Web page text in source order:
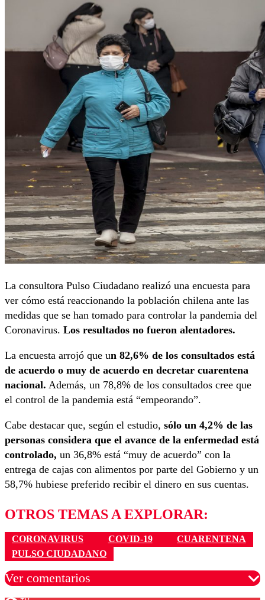
La consultora Pulso Ciudadano realizó una encuesta para
ver cómo está reaccionando la población chilena ante las
medidas que se han tomado para controlar la pandemia del
Coronavirus. Los resultados no fueron alentadores.
La encuesta arrojó que un 82,6% de los consultados está
de acuerdo o muy de acuerdo en decretar cuarentena
nacional. Además, un 78,8% de los consultados cree que
el control de la pandemia está “empeorando”.
Cabe destacar que, según el estudio, sólo un 4,2% de las
personas considera que el avance de la enfermedad está
controlado, un 36,8% está “muy de acuerdo” con la
entrega de cajas con alimentos por parte del Gobierno y un
58,7% hubiese preferido recibir el dinero en sus cuentas.
OTROS TEMAS A EXPLORAR:
CORONAVIRUS COVID-19
CUARENTENA
PULSO CIUDADANO
Ver comentarios